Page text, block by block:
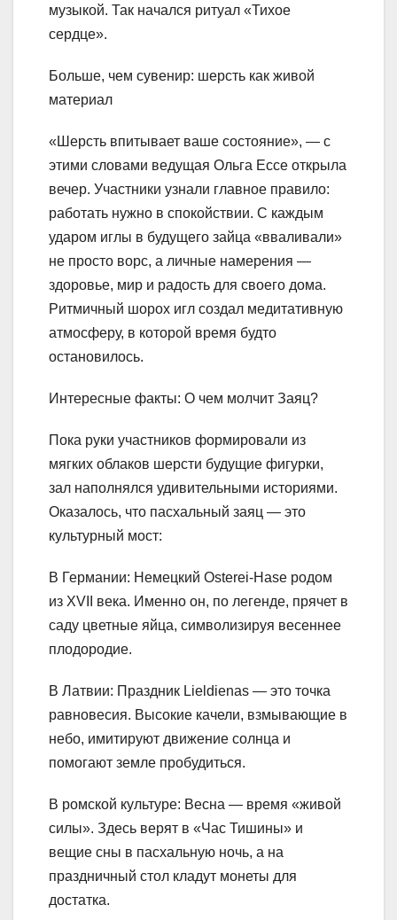
музыкой. Так начался ритуал «Тихое
сердце».
Больше, чем сувенир: шерсть как живой
материал
«Шерсть впитывает ваше состояние», — с
этими словами ведущая Ольга Ессе открыла
вечер. Участники узнали главное правило:
работать нужно в спокойствии. С каждым
ударом иглы в будущего зайца «вваливали»
не просто ворс, а личные намерения —
здоровье, мир и радость для своего дома.
Ритмичный шорох игл создал медитативную
атмосферу, в которой время будто
остановилось.
Интересные факты: О чем молчит Заяц?
Пока руки участников формировали из
мягких облаков шерсти будущие фигурки,
зал наполнялся удивительными историями.
Оказалось, что пасхальный заяц — это
культурный мост:
В Германии: Немецкий Osterei-Hase родом
из XVII века. Именно он, по легенде, прячет в
саду цветные яйца, символизируя весеннее
плодородие.
В Латвии: Праздник Lieldienas — это точка
равновесия. Высокие качели, взмывающие в
небо, имитируют движение солнца и
помогают земле пробудиться.
В ромской культуре: Весна — время «живой
силы». Здесь верят в «Час Тишины» и
вещие сны в пасхальную ночь, а на
праздничный стол кладут монеты для
достатка.